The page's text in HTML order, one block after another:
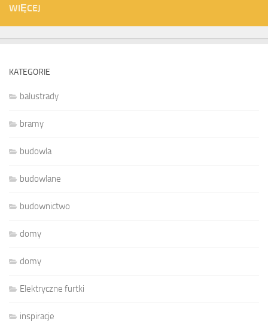
WIĘCEJ
KATEGORIE
balustrady
bramy
budowla
budowlane
budownictwo
domy
domy
Elektryczne furtki
inspiracje